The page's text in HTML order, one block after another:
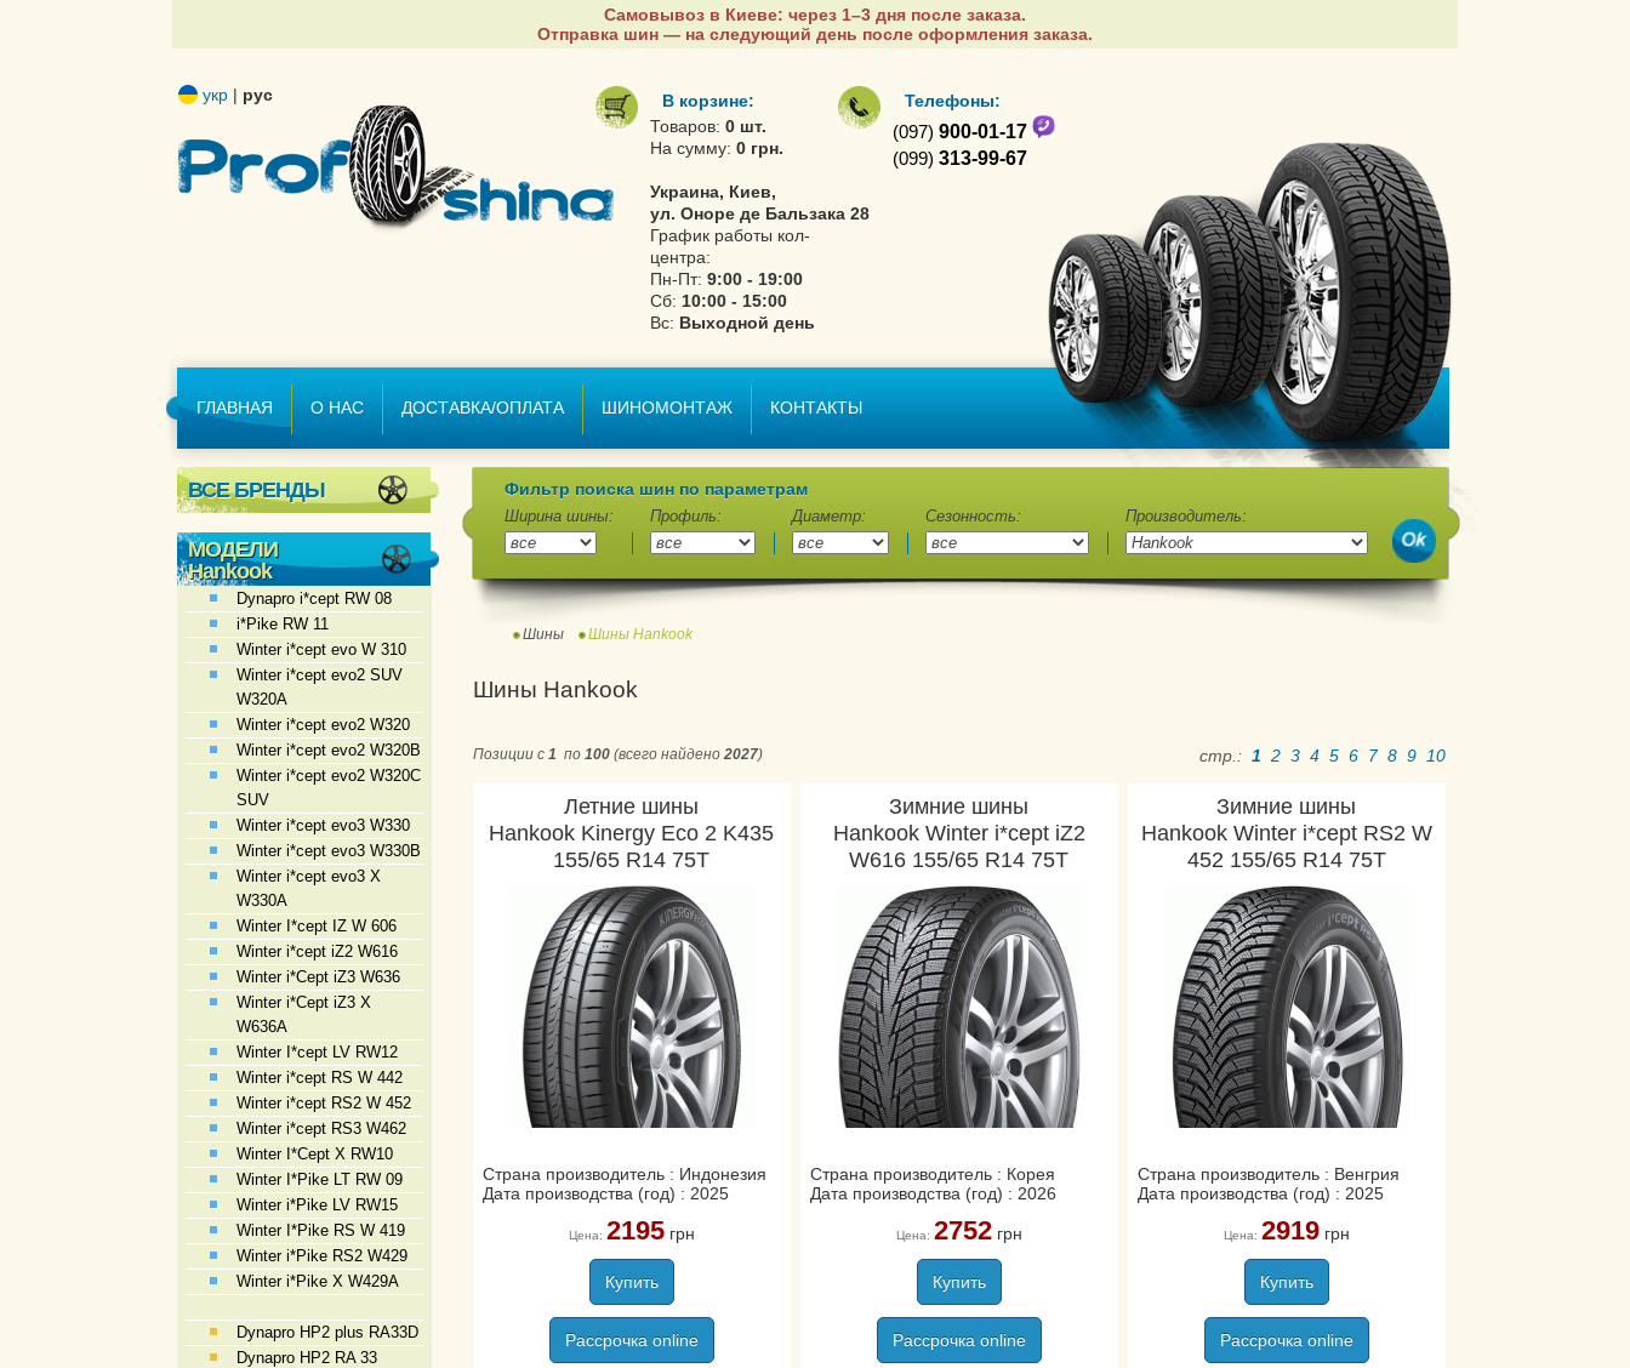
Самовывоз в Киеве: через 1–3 дня после заказа.
Отправка шин — на следующий день после оформления заказа.
укр | рус
В корзине:
Товаров: 0 шт.
На сумму: 0 грн.
Украина, Киев,
ул. Оноре де Бальзака 28
График работы кол-
центра:
Пн-Пт: 9:00 - 19:00
Сб: 10:00 - 15:00
Вс: Выходной день
Телефоны:
(097) 900-01-17
(099) 313-99-67
ГЛАВНАЯ О НАС ДОСТАВКА/ОПЛАТА ШИНОМОНТАЖ КОНТАКТЫ
ВСЕ БРЕНДЫ
МОДЕЛИ
Hankook
Dynapro i*cept RW 08
i*Pike RW 11
Winter i*cept evo W 310
Winter i*cept evo2 SUV
W320A
Winter i*cept evo2 W320
Winter i*cept evo2 W320B
Winter i*cept evo2 W320C
SUV
Winter i*cept evo3 W330
Winter i*cept evo3 W330B
Winter i*cept evo3 X
W330A
Winter I*cept IZ W 606
Winter i*cept iZ2 W616
Winter i*Cept iZ3 W636
Winter i*Cept iZ3 X
W636A
Winter I*cept LV RW12
Winter i*cept RS W 442
Winter i*cept RS2 W 452
Winter i*cept RS3 W462
Winter I*Cept X RW10
Winter I*Pike LT RW 09
Winter i*Pike LV RW15
Winter I*Pike RS W 419
Winter i*Pike RS2 W429
Winter i*Pike X W429A
Dynapro HP2 plus RA33D
Dynapro HP2 RA 33
Фильтр поиска шин по параметрам
Ширина шины: Профиль: Диаметр: Сезонность: Производитель:
Шины Шины Hankook
Шины Hankook
Позиции с 1 по 100 (всего найдено 2027) стр.: 1 2 3 4 5 6 7 8 9 10
Летние шины
Hankook Kinergy Eco 2 K435
155/65 R14 75T
Страна производитель : Индонезия
Дата производства (год) : 2025
Цена: 2195грн
Купить
Рассрочка online
Зимние шины
Hankook Winter i*cept iZ2
W616 155/65 R14 75T
Страна производитель : Корея
Дата производства (год) : 2026
Цена: 2752грн
Купить
Рассрочка online
Зимние шины
Hankook Winter i*cept RS2 W
452 155/65 R14 75T
Страна производитель : Венгрия
Дата производства (год) : 2025
Цена: 2919грн
Купить
Рассрочка online